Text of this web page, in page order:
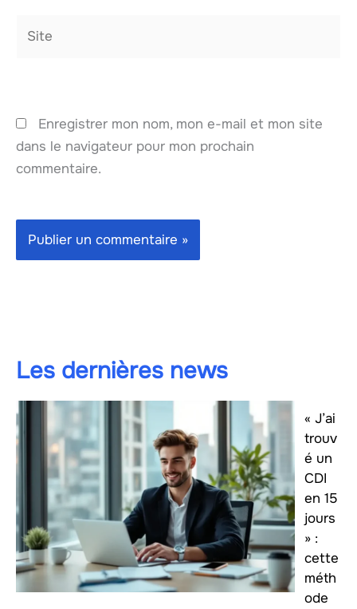
Enregistrer mon nom, mon e-mail et mon site
dans le navigateur pour mon prochain
commentaire.
Les dernières news
« J’ai
trouv
é un
CDI
en 15
jours
» :
cette
méth
ode